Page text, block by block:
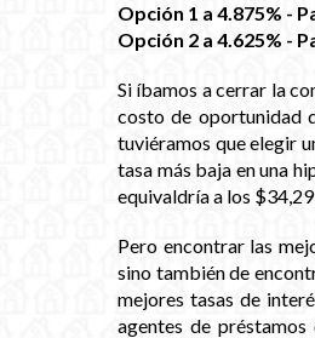
Opción 1 a 4.875% -
Opción 2 a 4.625% -
Si íbamos a cerrar la
costo de oportunidad
tuviéramos que elegir
tasa más baja en una
equivaldría a los
Pero encontrar las
sino también de
mejores tasas de
agentes de